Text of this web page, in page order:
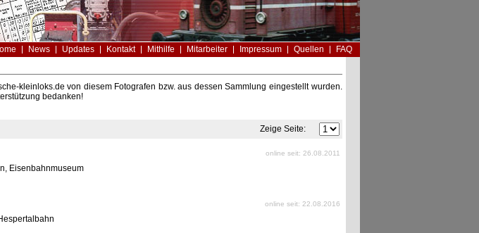
News Updates Kontakt Mithilfe Mitarbeiter Impressum Quellen
FAQ
kleinloks.de von diesem Fotografen bzw. aus dessen Sammlung eingestellt wurden.
bedanken!
Zeige Seite:
online seit: 26.08.2011
Eisenbahnmuseum
online seit: 22.08.2016